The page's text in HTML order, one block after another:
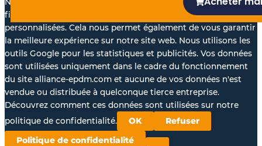
fins statistiques et pour vous proposer des annonces
personnalisées. Cela nous permet également de vous garantir
la meilleure expérience sur notre site web. Nous utilisons les
outils Google pour les statistiques et publicités. Vos données
sont utilisées uniquement dans le cadre du fonctionnement
du site alliance-epdm.com et aucune de vos données n'est
vendue ou distribuée à quelconque tierce entreprise.
Découvrez comment ces données sont utilisées sur notre
politique de confidentialité.
OK Refuser
Politique de confidentialité